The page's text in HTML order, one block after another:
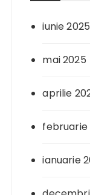
iunie 2025
mai 2025
aprilie
februarie
ianuarie